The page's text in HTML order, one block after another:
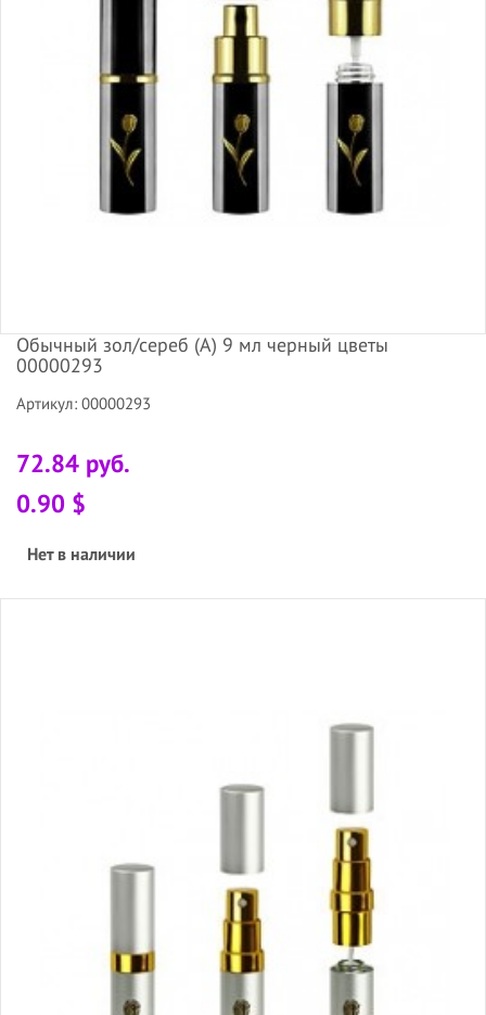
Обычный зол/сереб (А) 9 мл черный цветы
00000293
Артикул: 00000293
72.84 руб.
0.90 $
Нет в наличии